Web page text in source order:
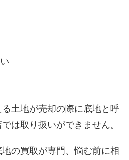
土地が売却の際に底地と呼
は取り扱いができません。
の買取が専門、悩む前に相